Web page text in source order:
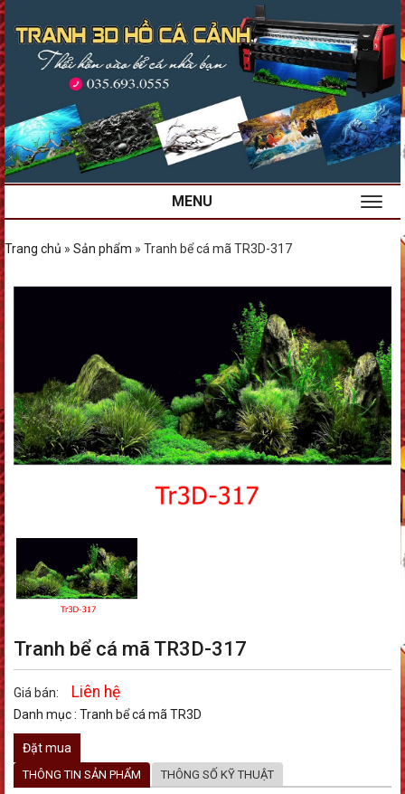
MENU
Trang chủ » Sản phẩm » Tranh bể cá mã TR3D-317
Tranh bể cá mã TR3D-317
Giá bán: Liên hệ
Danh mục : Tranh bể cá mã TR3D
Đặt mua
THÔNG TIN SẢN PHẨM THÔNG SỐ KỸ THUẬT